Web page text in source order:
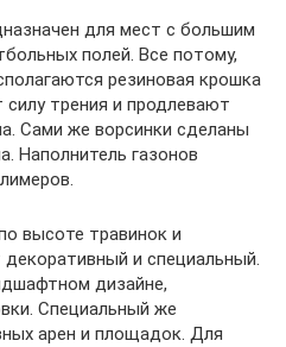
для мест с большим
полей. Все потому,
резиновая крошка
трения и продлевают
Сами же ворсинки сделаны
Наполнитель газонов
высоте травинок и
и специальный.
дизайне,
Специальный же
арен и площадок. Для